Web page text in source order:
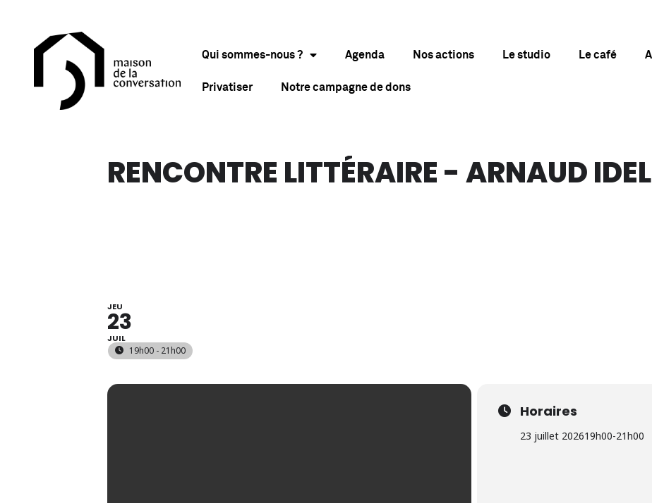
Qui sommes-nous ? Agenda Nos actions Le studio Le café
Privatiser Notre campagne de dons
RENCONTRE LITTÉRAIRE - ARNAUD
JEU
23
JUIL
19h00 - 21h00
Horaires
23 juillet 202619h00-21h00